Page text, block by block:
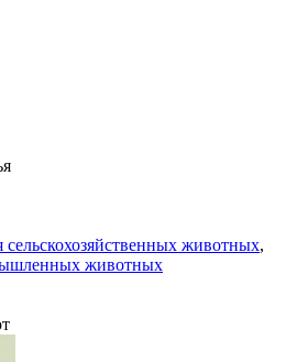
животных,
животных